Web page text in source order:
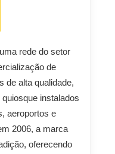
rede do setor
de
de alta qualidade,
instalados
aeroportos e
2006, a marca
oferecendo